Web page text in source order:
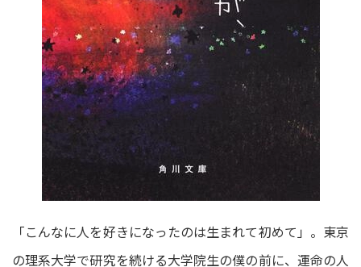
「こんなに人を好きになったのは生まれて初めて」。東京
の理系大学で研究を続ける大学院生の僕の前に、運命の人